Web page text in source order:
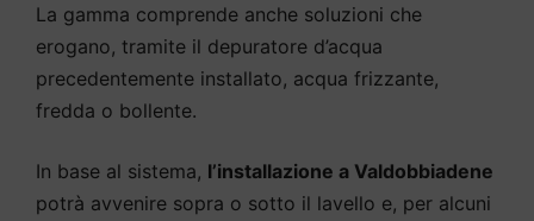
La gamma comprende anche soluzioni che
erogano, tramite il depuratore d’acqua
precedentemente installato, acqua frizzante,
fredda o bollente.
In base al sistema, l’installazione a Valdobbiadene
potrà avvenire sopra o sotto il lavello e, per alcuni